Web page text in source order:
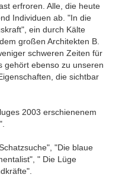
erfroren. Alle, die heute
Individuen ab. "In die
ein durch Kälte
großen Architekten B.
schweren Zeiten für
gehört ebenso zu unseren
die sichtbar
2003 erschienenem
"Die blaue
" Die Lüge